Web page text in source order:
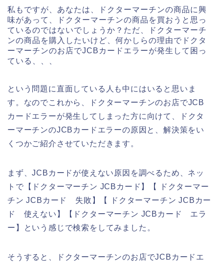
私もですが、あなたは、ドクターマーチンの商品に興
味があって、ドクターマーチンの商品を買おうと思っ
ているのではないでしょうか？ただ、ドクターマーチ
ンの商品を購入したいけど、何かしらの理由でドクタ
ーマーチンのお店でJCBカードエラーが発生して困っ
ている、、、
という問題に直面している人も中にはいると思いま
す。なのでこれから、ドクターマーチンのお店でJCB
カードエラーが発生してしまった方に向けて、ドクタ
ーマーチンのJCBカードエラーの原因と、解決策をい
くつかご紹介させていただきます。
まず、JCBカードが使えない原因を調べるため、ネッ
トで【ドクターマーチン JCBカード】【 ドクターマー
チン JCBカード 失敗】【 ドクターマーチン JCBカー
ド 使えない】【ドクターマーチン JCBカード エラ
ー】という感じで検索をしてみました。
そうすると、ドクターマーチンのお店でJCBカードエ